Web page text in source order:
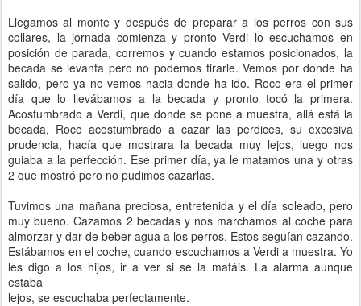
Llegamos al monte y después de preparar a los perros con sus
collares, la jornada comienza y pronto Verdi lo escuchamos en
posición de parada, corremos y cuando estamos posicionados, la
becada se levanta pero no podemos tirarle. Vemos por donde ha
salido, pero ya no vemos hacia donde ha ido. Roco era el primer
día que lo llevábamos a la becada y pronto tocó la primera.
Acostumbrado a Verdi, que donde se pone a muestra, allá está la
becada, Roco acostumbrado a cazar las perdices, su excesiva
prudencia, hacía que mostrara la becada muy lejos, luego nos
guiaba a la perfección. Ese primer día, ya le matamos una y otras
2 que mostró pero no pudimos cazarlas.
Tuvimos una mañana preciosa, entretenida y el día soleado, pero
muy bueno. Cazamos 2 becadas y nos marchamos al coche para
almorzar y dar de beber agua a los perros. Estos seguían cazando.
Estábamos en el coche, cuando escuchamos a Verdi a muestra. Yo
les digo a los hijos, ir a ver si se la matáis. La alarma aunque
estaba
lejos, se escuchaba perfectamente.